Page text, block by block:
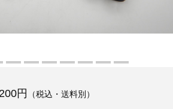
円 （税込・送料別）